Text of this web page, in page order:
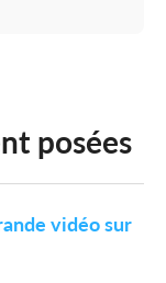
posées
vidéo sur